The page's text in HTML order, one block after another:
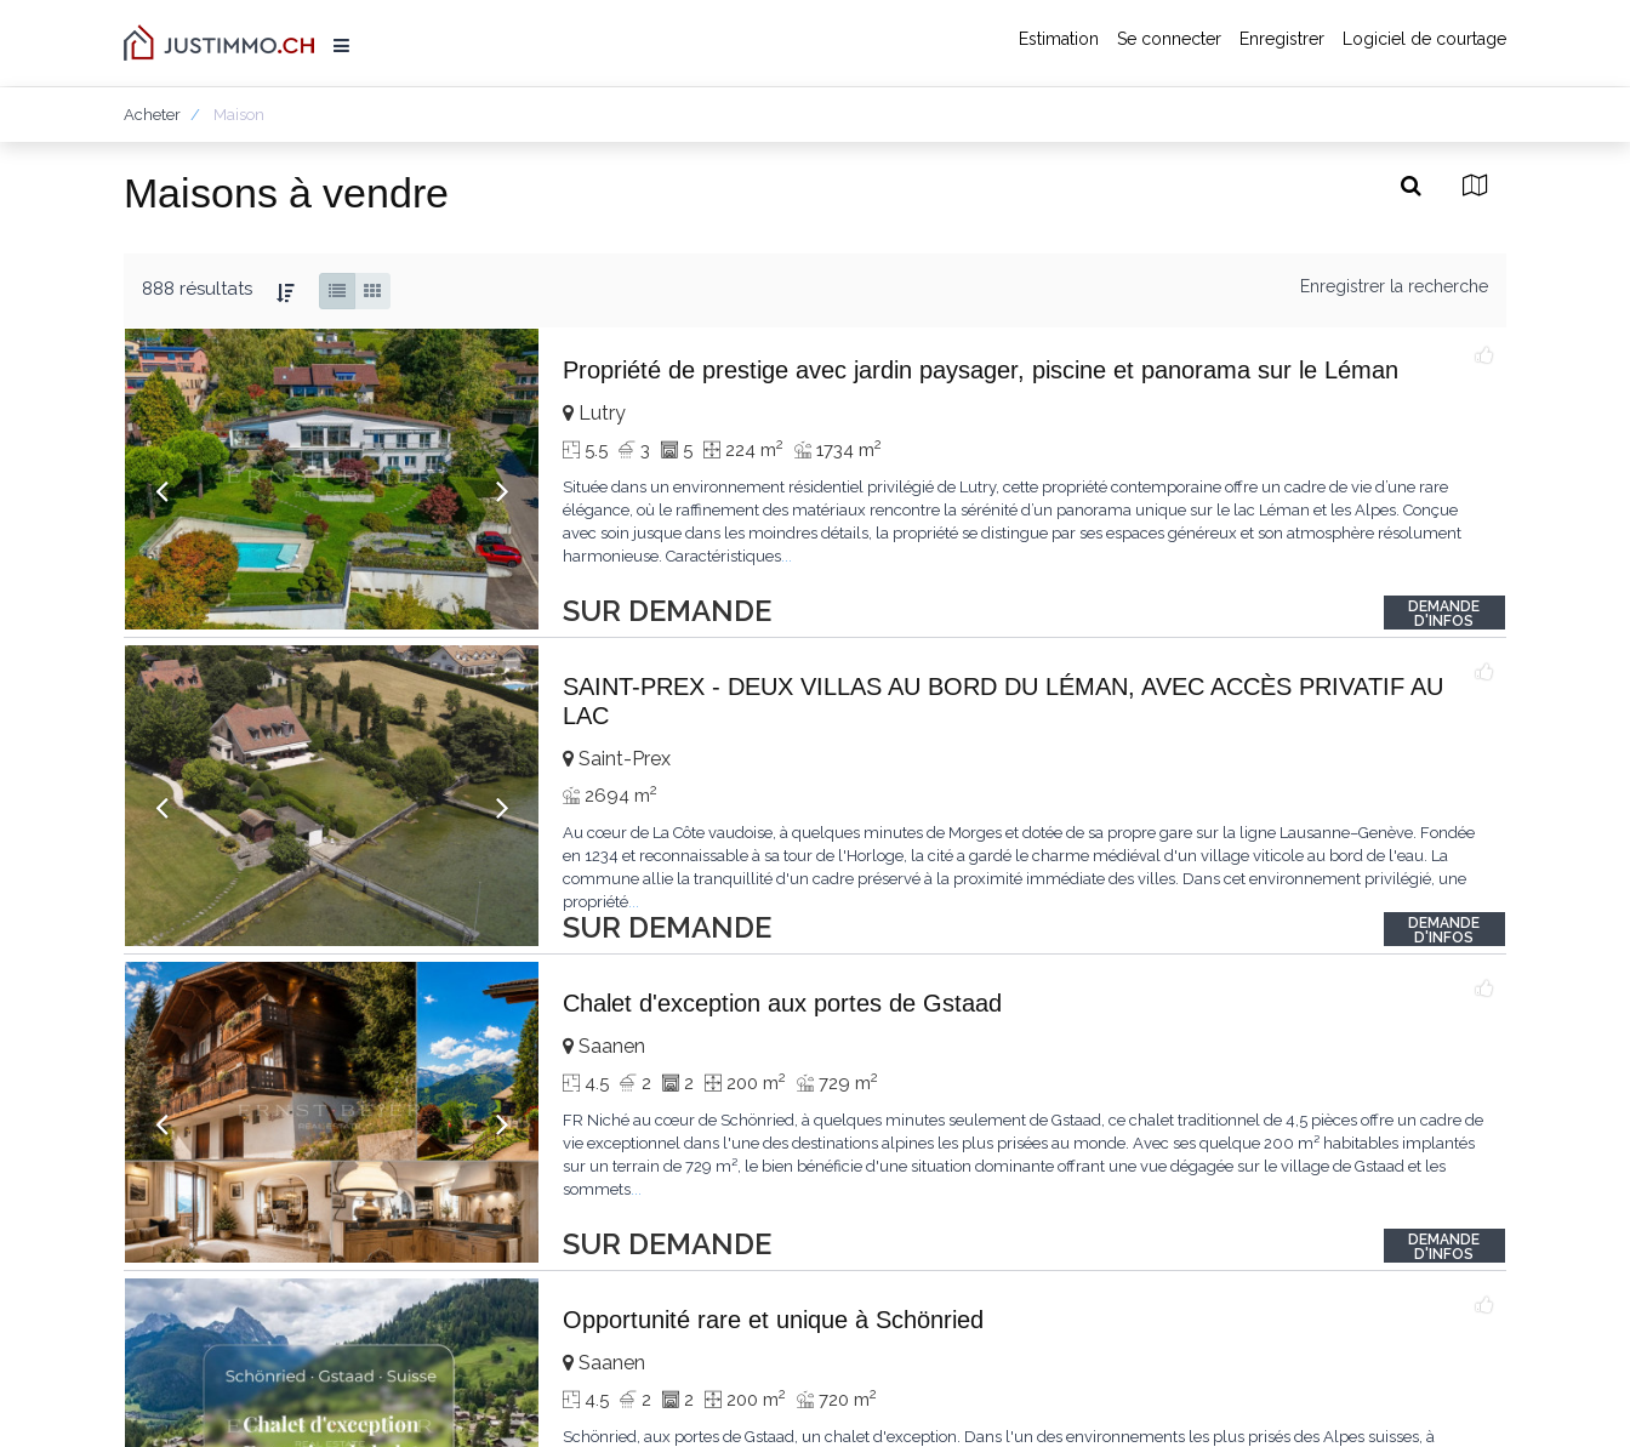
Estimation Se connecter Enregistrer Logiciel de courtage
Acheter Maison
Maisons à vendre
888 résultats Enregistrer la recherche
Propriété de prestige avec jardin paysager, piscine et panorama sur le Léman
SUR DEMANDE
Lutry
5.5 3 5 224 m2 1734 m2
Située dans un environnement résidentiel privilégié de Lutry, cette propriété contemporaine offre un cadre de vie d’une rare
élégance, où le raffinement des matériaux rencontre la sérénité d’un panorama unique sur le lac Léman et les Alpes. Conçue
avec soin jusque dans les moindres détails, la propriété se distingue par ses espaces généreux et son atmosphère résolument
harmonieuse. Caractéristiques...
DEMANDE
D'INFOS
SAINT-PREX - DEUX VILLAS AU BORD DU LÉMAN, AVEC ACCÈS PRIVATIF AU
LAC
SUR DEMANDE
Saint-Prex
2694 m2
Au cœur de La Côte vaudoise, à quelques minutes de Morges et dotée de sa propre gare sur la ligne Lausanne–Genève. Fondée
en 1234 et reconnaissable à sa tour de l'Horloge, la cité a gardé le charme médiéval d'un village viticole au bord de l'eau. La
commune allie la tranquillité d'un cadre préservé à la proximité immédiate des villes. Dans cet environnement privilégié, une
propriété...
DEMANDE
D'INFOS
Chalet d'exception aux portes de Gstaad
SUR DEMANDE
Saanen
4.5 2 2 200 m2 729 m2
FR Niché au cœur de Schönried, à quelques minutes seulement de Gstaad, ce chalet traditionnel de 4,5 pièces offre un cadre de
vie exceptionnel dans l'une des destinations alpines les plus prisées au monde. Avec ses quelque 200 m² habitables implantés
sur un terrain de 729 m², le bien bénéficie d'une situation dominante offrant une vue dégagée sur le village de Gstaad et les
sommets...
DEMANDE
D'INFOS
Opportunité rare et unique à Schönried
Saanen
4.5 2 2 200 m2 720 m2
Schönried, aux portes de Gstaad, un chalet d'exception. Dans l'un des environnements les plus prisés des Alpes suisses, à